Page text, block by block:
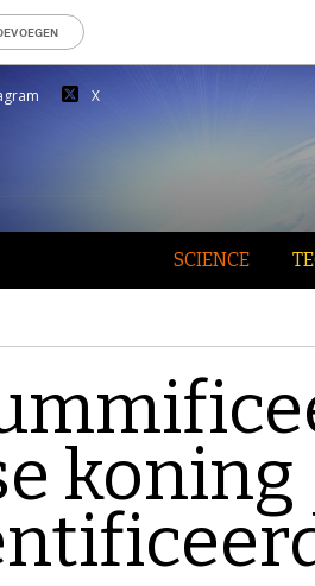
X
SCIENCE
koning